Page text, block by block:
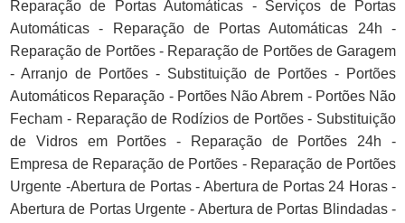
Reparação de Portas Automáticas - Serviços de Portas
Automáticas - Reparação de Portas Automáticas 24h -
Reparação de Portões - Reparação de Portões de Garagem
- Arranjo de Portões - Substituição de Portões - Portões
Automáticos Reparação - Portões Não Abrem - Portões Não
Fecham - Reparação de Rodízios de Portões - Substituição
de Vidros em Portões - Reparação de Portões 24h -
Empresa de Reparação de Portões - Reparação de Portões
Urgente -Abertura de Portas - Abertura de Portas 24 Horas -
Abertura de Portas Urgente - Abertura de Portas Blindadas -